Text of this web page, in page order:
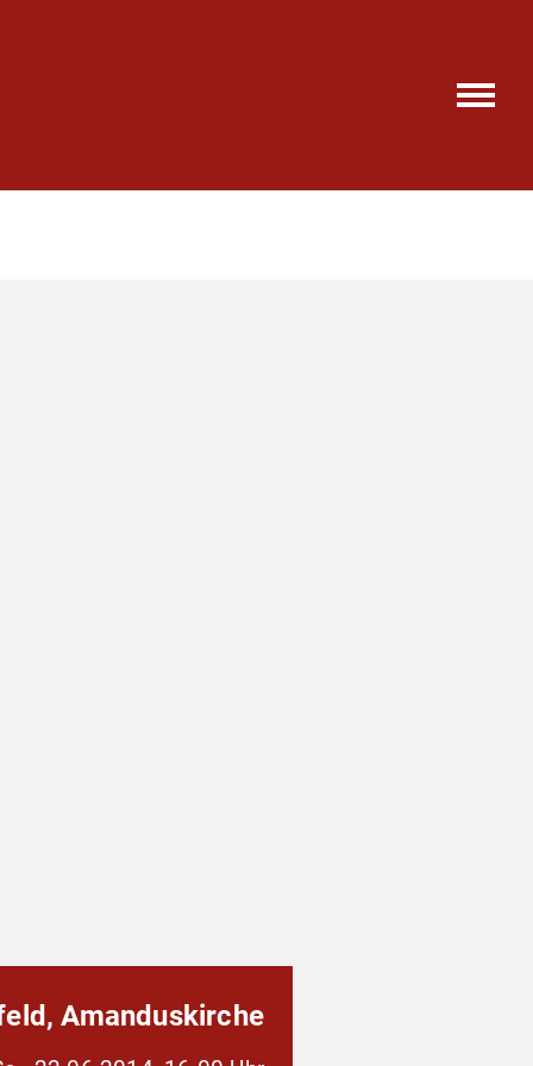
Amanduskirche